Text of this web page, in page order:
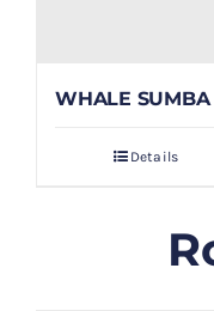
WHALE SUMBA
Details